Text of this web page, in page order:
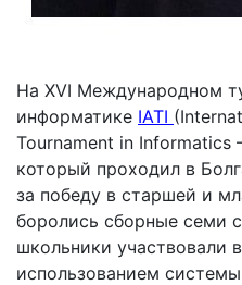
На XVI Международном
информатике IATI
Tournament in
который проходил в
за победу в старшей и
боролись сборные семи
школьники участвовали
использованием